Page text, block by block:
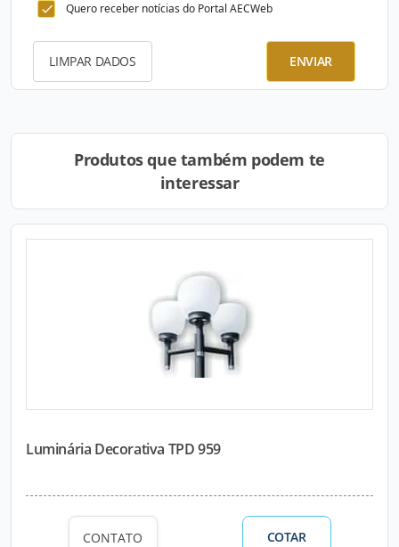
Quero receber notícias do Portal AECWeb
LIMPAR DADOS ENVIAR
Produtos que também podem te
interessar
Luminária Decorativa TPD 959
CONTATO COTAR